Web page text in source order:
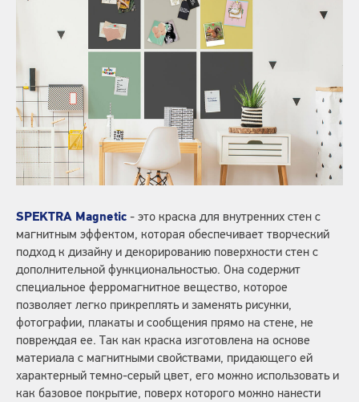
SPEKTRA Magnetic - это краска для внутренних стен с
магнитным эффектом, которая обеспечивает творческий
подход к дизайну и декорированию поверхности стен с
дополнительной функциональностью. Онa содержит
специальное ферромагнитное вещество, которое
позволяет легко прикреплять и заменять рисунки,
фотографии, плакаты и сообщения прямо на стене, не
повреждая ее. Так как краска изготовлена на основе
материала с магнитными свойствами, придающего ей
характерный темно-серый цвет, его можно использовать и
как базовое покрытие, поверх которого можно нанести